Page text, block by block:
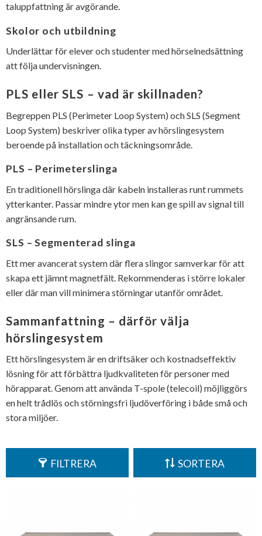
taluppfattning är avgörande.
Skolor och utbildning
Underlättar för elever och studenter med hörselnedsättning
att följa undervisningen.
PLS eller SLS – vad är skillnaden?
Begreppen PLS (Perimeter Loop System) och SLS (Segment
Loop System) beskriver olika typer av hörslingesystem
beroende på installation och täckningsområde.
PLS – Perimeterslinga
En traditionell hörslinga där kabeln installeras runt rummets
ytterkanter. Passar mindre ytor men kan ge spill av signal till
angränsande rum.
SLS – Segmenterad slinga
Ett mer avancerat system där flera slingor samverkar för att
skapa ett jämnt magnetfält. Rekommenderas i större lokaler
eller där man vill minimera störningar utanför området.
Sammanfattning – därför välja
hörslingesystem
Ett hörslingesystem är en driftsäker och kostnadseffektiv
lösning för att förbättra ljudkvaliteten för personer med
hörapparat. Genom att använda T-spole (telecoil) möjliggörs
en helt trådlös och störningsfri ljudöverföring i både små och
stora miljöer.
FILTRERA SORTERA